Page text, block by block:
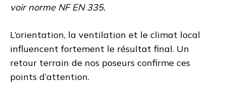
voirnorme NF EN 335.
L’orientation, la ventilation et le climat local
influencent fortement le résultat final. Un
retour terrain de nos poseurs confirme ces
points d’attention.